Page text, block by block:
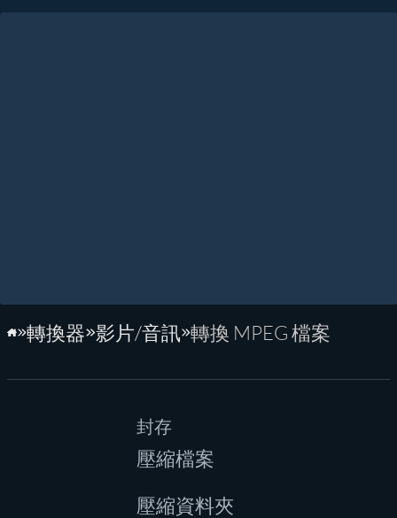
首頁
轉換器 影片/音訊 轉換 MPEG 檔案
封存
壓縮檔案
壓縮資料夾